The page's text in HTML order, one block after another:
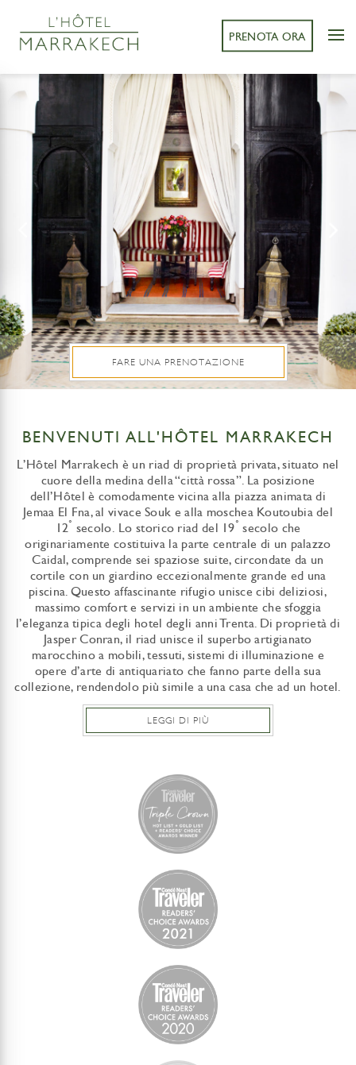
PRENOTA ORA
FARE UNA PRENOTAZIONE
BENVENUTI ALL'HÔTEL MARRAKECH
L’Hôtel Marrakech è un riad di proprietà privata, situato nel
cuore della medina della “città rossa”. La posizione
dell’Hôtel è comodamente vicina alla piazza animata di
Jemaa El Fna, al vivace Souk e alla moschea Koutoubia del
12° secolo. Lo storico riad del 19° secolo che
originariamente costituiva la parte centrale di un palazzo
Caidal, comprende sei spaziose suite, circondate da un
cortile con un giardino eccezionalmente grande ed una
piscina. Questo affascinante rifugio unisce cibi deliziosi,
massimo comfort e servizi in un ambiente che sfoggia
l’eleganza tipica degli hotel degli anni Trenta. Di proprietà di
Jasper Conran, il riad unisce il superbo artigianato
marocchino a mobili, tessuti, sistemi di illuminazione e
opere d’arte di antiquariato che fanno parte della sua
collezione, rendendolo più simile a una casa che ad un hotel.
LEGGI DI PIÙ